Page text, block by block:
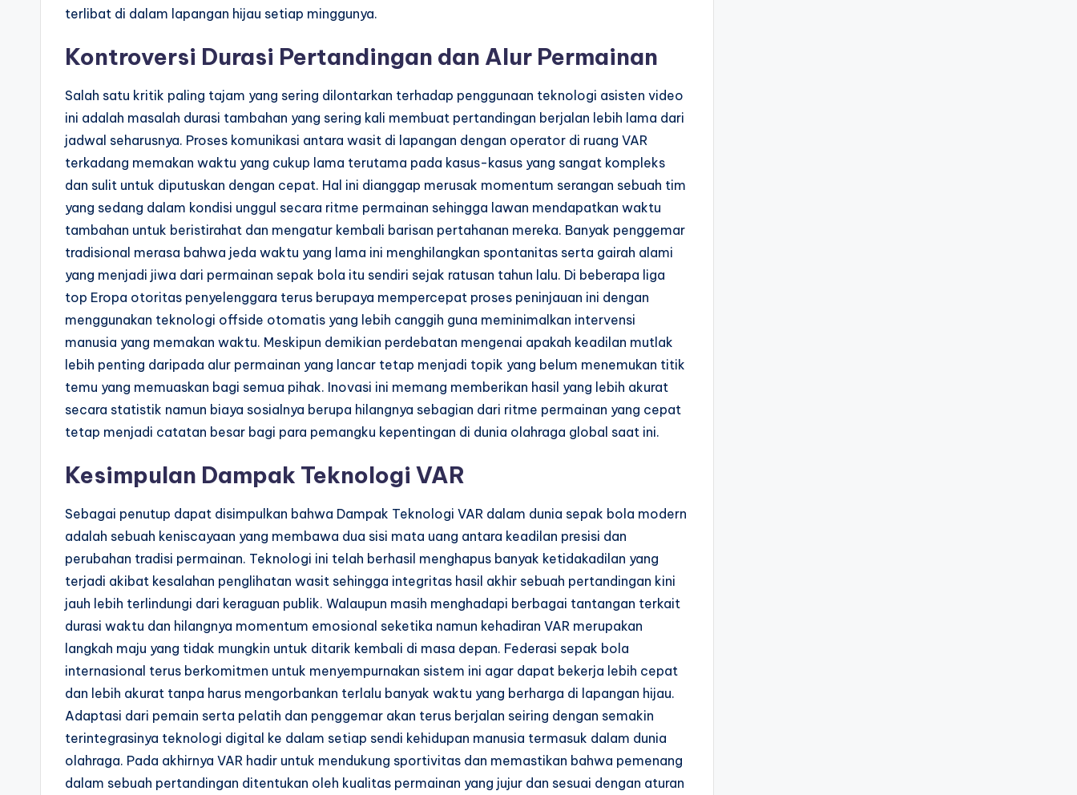
terlibat di dalam lapangan hijau setiap minggunya.
Kontroversi Durasi Pertandingan dan Alur Permainan
Salah satu kritik paling tajam yang sering dilontarkan terhadap penggunaan teknologi asisten video
ini adalah masalah durasi tambahan yang sering kali membuat pertandingan berjalan lebih lama dari
jadwal seharusnya. Proses komunikasi antara wasit di lapangan dengan operator di ruang VAR
terkadang memakan waktu yang cukup lama terutama pada kasus-kasus yang sangat kompleks
dan sulit untuk diputuskan dengan cepat. Hal ini dianggap merusak momentum serangan sebuah tim
yang sedang dalam kondisi unggul secara ritme permainan sehingga lawan mendapatkan waktu
tambahan untuk beristirahat dan mengatur kembali barisan pertahanan mereka. Banyak penggemar
tradisional merasa bahwa jeda waktu yang lama ini menghilangkan spontanitas serta gairah alami
yang menjadi jiwa dari permainan sepak bola itu sendiri sejak ratusan tahun lalu. Di beberapa liga
top Eropa otoritas penyelenggara terus berupaya mempercepat proses peninjauan ini dengan
menggunakan teknologi offside otomatis yang lebih canggih guna meminimalkan intervensi
manusia yang memakan waktu. Meskipun demikian perdebatan mengenai apakah keadilan mutlak
lebih penting daripada alur permainan yang lancar tetap menjadi topik yang belum menemukan titik
temu yang memuaskan bagi semua pihak. Inovasi ini memang memberikan hasil yang lebih akurat
secara statistik namun biaya sosialnya berupa hilangnya sebagian dari ritme permainan yang cepat
tetap menjadi catatan besar bagi para pemangku kepentingan di dunia olahraga global saat ini.
Kesimpulan Dampak Teknologi VAR
Sebagai penutup dapat disimpulkan bahwa Dampak Teknologi VAR dalam dunia sepak bola modern
adalah sebuah keniscayaan yang membawa dua sisi mata uang antara keadilan presisi dan
perubahan tradisi permainan. Teknologi ini telah berhasil menghapus banyak ketidakadilan yang
terjadi akibat kesalahan penglihatan wasit sehingga integritas hasil akhir sebuah pertandingan kini
jauh lebih terlindungi dari keraguan publik. Walaupun masih menghadapi berbagai tantangan terkait
durasi waktu dan hilangnya momentum emosional seketika namun kehadiran VAR merupakan
langkah maju yang tidak mungkin untuk ditarik kembali di masa depan. Federasi sepak bola
internasional terus berkomitmen untuk menyempurnakan sistem ini agar dapat bekerja lebih cepat
dan lebih akurat tanpa harus mengorbankan terlalu banyak waktu yang berharga di lapangan hijau.
Adaptasi dari pemain serta pelatih dan penggemar akan terus berjalan seiring dengan semakin
terintegrasinya teknologi digital ke dalam setiap sendi kehidupan manusia termasuk dalam dunia
olahraga. Pada akhirnya VAR hadir untuk mendukung sportivitas dan memastikan bahwa pemenang
dalam sebuah pertandingan ditentukan oleh kualitas permainan yang jujur dan sesuai dengan aturan